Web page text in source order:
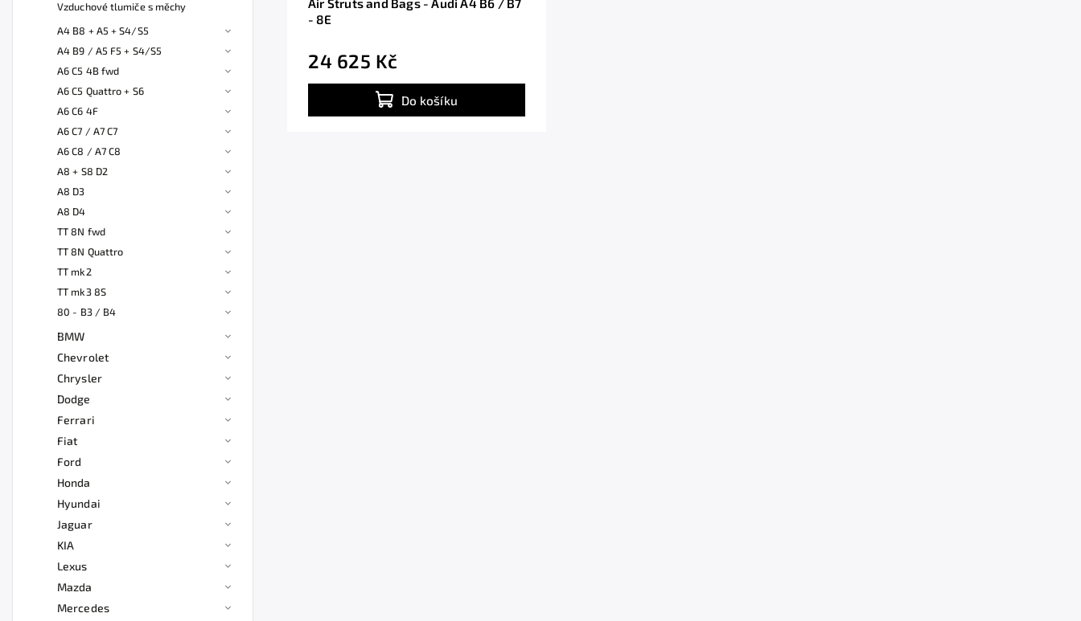
Vzduchové tlumiče s měchy
A4 B8 + A5 + S4/S5
A4 B9 / A5 F5 + S4/S5
A6 C5 4B fwd
A6 C5 Quattro + S6
A6 C6 4F
A6 C7 / A7 C7
A6 C8 / A7 C8
A8 + S8 D2
A8 D3
A8 D4
TT 8N fwd
TT 8N Quattro
TT mk2
TT mk3 8S
80 - B3 / B4
BMW
Chevrolet
Chrysler
Dodge
Ferrari
Fiat
Ford
Honda
Hyundai
Jaguar
KIA
Lexus
Mazda
Mercedes
Air Struts and Bags - Audi A4 B6 / B7
- 8E
24 625 Kč
Do košíku